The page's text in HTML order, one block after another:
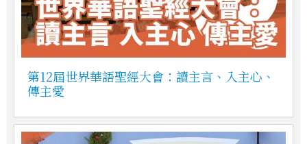
第12屆世界華語聖經大會：讀主言、入主心、
傳主愛